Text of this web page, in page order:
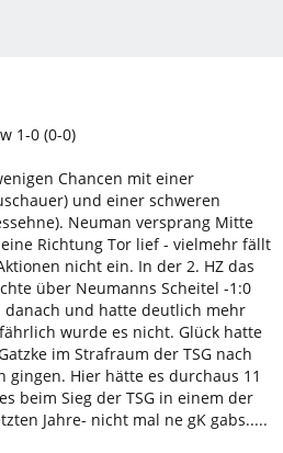
1-0 (0-0)
Chancen mit einer
und einer schweren
Neuman versprang Mitte
Richtung Tor lief - vielmehr fällt
nicht ein. In der 2. HZ das
über Neumanns Scheitel -1:0
danach und hatte deutlich mehr
wurde es nicht. Glück hatte
im Strafraum der TSG nach
gingen. Hier hätte es durchaus 11
beim Sieg der TSG in einem der
Jahre- nicht mal ne gK gabs.....